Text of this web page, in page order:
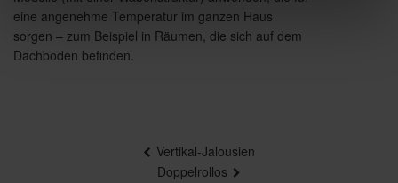
eine angenehme Temperatur im ganzen Haus
sorgen – zum Beispiel in Räumen, die sich auf dem
Dachboden befinden.
Vertikal-Jalousien
Doppelrollos